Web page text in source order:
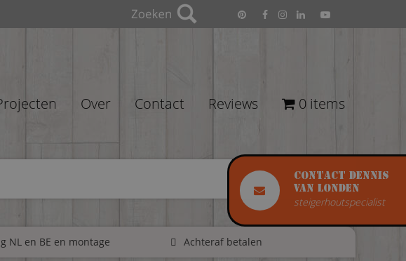
Contact Dennis
van Londen
steigerhoutspecialist
Over Contact Reviews 0 items
NL en BE en montage Achteraf betalen